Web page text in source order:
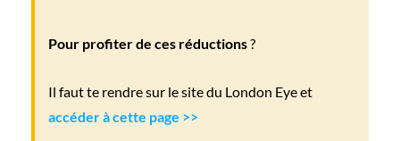
Pour profiter de ces réductions?
Il faut te rendre sur le site du London Eye et
accéder à cette page >>